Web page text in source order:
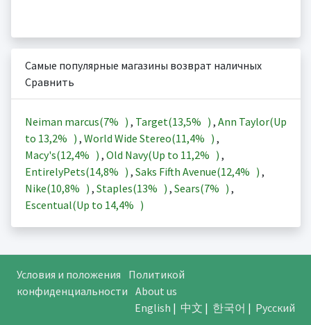
Самые популярные магазины возврат наличных
Сравнить
Neiman marcus(7% ) , Target(13,5% ) , Ann Taylor(Up
to 13,2% ) , World Wide Stereo(11,4% ) ,
Macy's(12,4% ) , Old Navy(Up to 11,2% ) ,
EntirelyPets(14,8% ) , Saks Fifth Avenue(12,4% ) ,
Nike(10,8% ) , Staples(13% ) , Sears(7% ) ,
Escentual(Up to 14,4% )
Условия и положения
Политикой
конфиденциальности About us
English | 中文 | 한국어 | Русский